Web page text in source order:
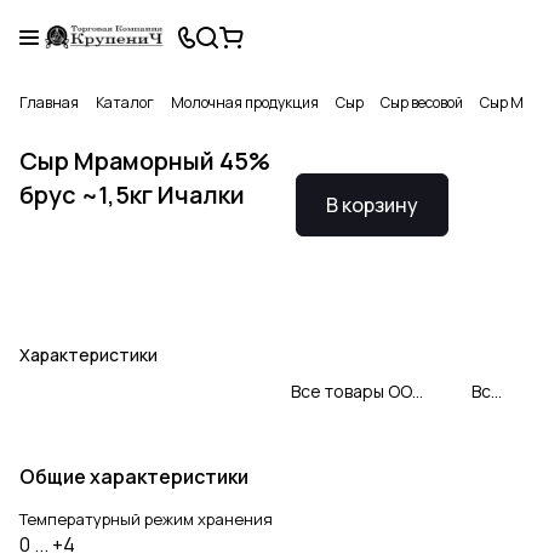
Главная Каталог Молочная продукция Сыр Сыр весовой Сыр
Сыр Мраморный 45%
брус ~1,5кг Ичалки
Характеристики
В корзину
Все товары ООО «СЫРОДЕЛЬНЫЙ КОМБИНАТ «ИЧАЛКОВСКИЙ» Все товары категории
Общие характеристики
Температурный режим хранения
0 ... +4